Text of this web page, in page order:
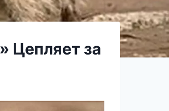
Цепляет за